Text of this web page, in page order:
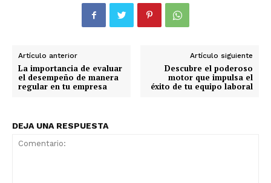
Artículo anterior
La importancia de evaluar
el desempeño de manera
regular en tu empresa
Artículo siguiente
Descubre el poderoso
motor que impulsa el
éxito de tu equipo laboral
DEJA UNA RESPUESTA